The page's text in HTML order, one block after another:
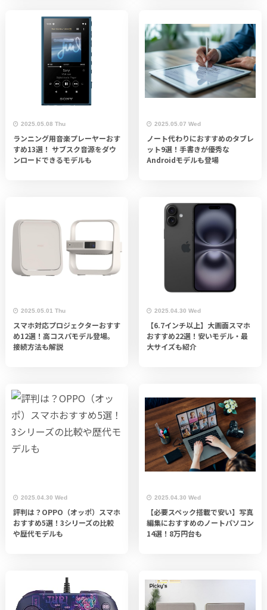
2025.05.08 Thu
ランニング用音楽プレーヤーおす
すめ13選！ サブスク音源をダウ
ンロードできるモデルも
2025.05.07 Wed
ノート代わりにおすすめのタブレ
ット9選！手書きが優秀な
Androidモデルも登場
2025.05.01 Thu
スマホ対応プロジェクターおすす
め12選！高コスパモデル登場。
接続方法も解説
2025.04.30 Wed
【6.7インチ以上】大画面スマホ
おすすめ22選！安いモデル・最
大サイズも紹介
2025.04.30 Wed
評判は？OPPO（オッポ）スマホ
おすすめ5選！3シリーズの比較
や歴代モデルも
2025.04.30 Wed
【必要スペック搭載で安い】写真
編集におすすめのノートパソコン
14選！8万円台も